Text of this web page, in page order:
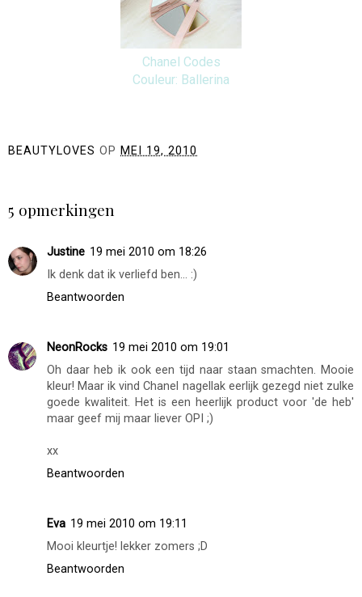
Chanel Codes
Couleur: Ballerina
BEAUTYLOVES OP MEI 19, 2010
5 opmerkingen
Justine 19 mei 2010 om 18:26
Ik denk dat ik verliefd ben... :)
Beantwoorden
NeonRocks 19 mei 2010 om 19:01
Oh daar heb ik ook een tijd naar staan smachten. Mooie
kleur! Maar ik vind Chanel nagellak eerlijk gezegd niet zulke
goede kwaliteit. Het is een heerlijk product voor 'de heb'
maar geef mij maar liever OPI ;)
xx
Beantwoorden
Eva 19 mei 2010 om 19:11
Mooi kleurtje! lekker zomers ;D
Beantwoorden